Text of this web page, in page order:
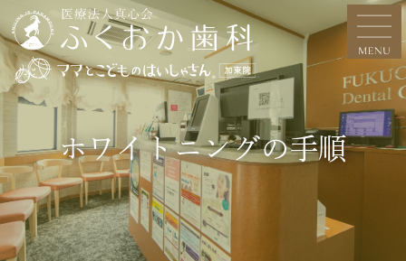
ホワイトニングの手順